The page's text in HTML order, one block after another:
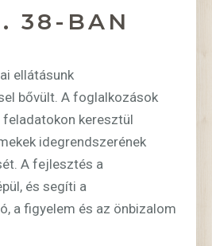
38-BAN
ellátásunk
bővült. A foglalkozások
keresztül
idegrendszerének
A fejlesztés a
és segíti a
a figyelem és az önbizalom